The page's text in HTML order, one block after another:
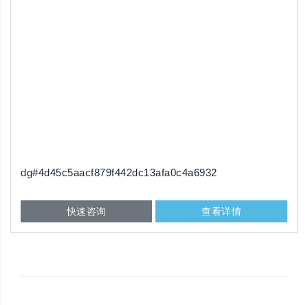
dg#4d45c5aacf879f442dc13afa0c4a6932
快速咨询 查看详情